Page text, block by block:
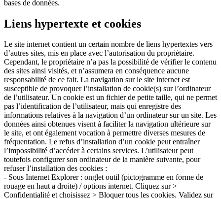
bases de données.
Liens hypertexte et cookies
Le site internet contient un certain nombre de liens hypertextes vers
d’autres sites, mis en place avec l’autorisation du propriétaire.
Cependant, le propriétaire n’a pas la possibilité de vérifier le contenu
des sites ainsi visités, et n’assumera en conséquence aucune
responsabilité de ce fait. La navigation sur le site internet est
susceptible de provoquer l’installation de cookie(s) sur l’ordinateur
de l’utilisateur. Un cookie est un fichier de petite taille, qui ne permet
pas l’identification de l’utilisateur, mais qui enregistre des
informations relatives à la navigation d’un ordinateur sur un site. Les
données ainsi obtenues visent à faciliter la navigation ultérieure sur
le site, et ont également vocation à permettre diverses mesures de
fréquentation. Le refus d’installation d’un cookie peut entraîner
l’impossibilité d’accéder à certains services. L’utilisateur peut
toutefois configurer son ordinateur de la manière suivante, pour
refuser l’installation des cookies :
- Sous Internet Explorer : onglet outil (pictogramme en forme de
rouage en haut a droite) / options internet. Cliquez sur >
Confidentialité et choisissez > Bloquer tous les cookies. Validez sur